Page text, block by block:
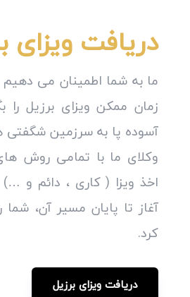
دریافت ویزای
ما به شما اطمینان می
زمان ممکن ویزای برزیل را
آسوده پا به سرزمین شگفتی
وکلای ما با تمامی روش
اخذ ویزا ( کاری ، دائم و
آغاز تا پایان مسیر آن، شما
کرد.
دریافت ویزای برزیل